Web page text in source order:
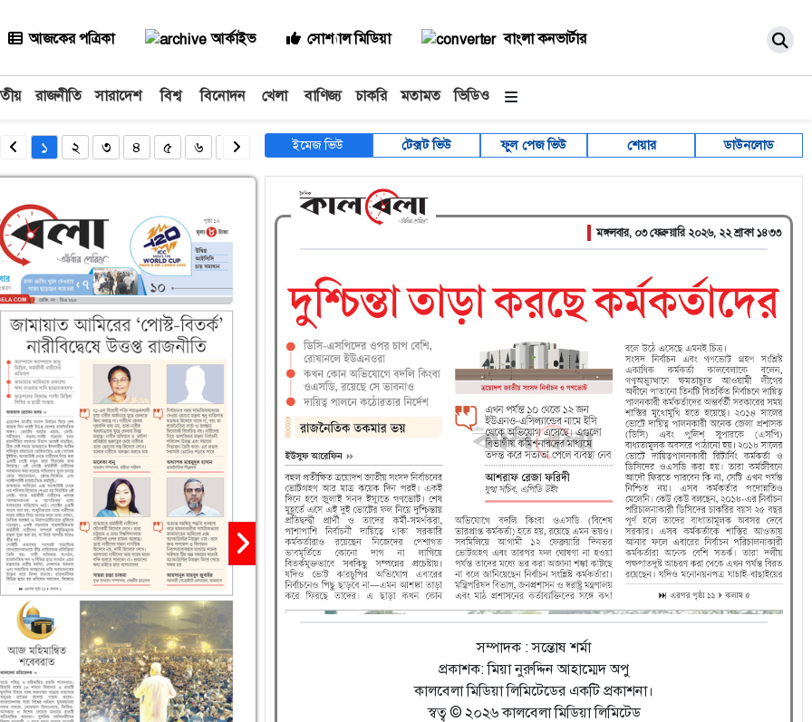
আজকের পত্রিকা আর্কাইভ সোশ্যাল মিডিয়া বাংলা কনভার্টার
রাজনীতি সারাদেশ বিশ্ব বিনোদন খেলা বাণিজ্য চাকরি মতামত ভিডিও
১ ২ ৩ ৪ ৫ ৬ ৭ ৯ ১০
ইমেজ ভিউ টেক্সট ভিউ ফুল পেজ ভিউ শেয়ার ডাউনলোড
মঙ্গলবার, ০৩ ফেব্রুয়ারি ২০২৬, ২২ শ্রাবণ ১৪৩৩
সম্পাদক : সন্তোষ শর্মা
প্রকাশক: মিয়া নুরুদ্দিন আহাম্মেদ অপু
কালবেলা মিডিয়া লিমিটেডের একটি প্রকাশনা।
স্বত্ব © ২০২৬ কালবেলা মিডিয়া লিমিটেড